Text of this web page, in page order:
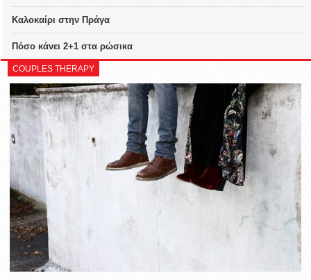
Καλοκαίρι στην Πράγα
Πόσο κάνει 2+1 στα ρώσικα
COUPLES THERAPY